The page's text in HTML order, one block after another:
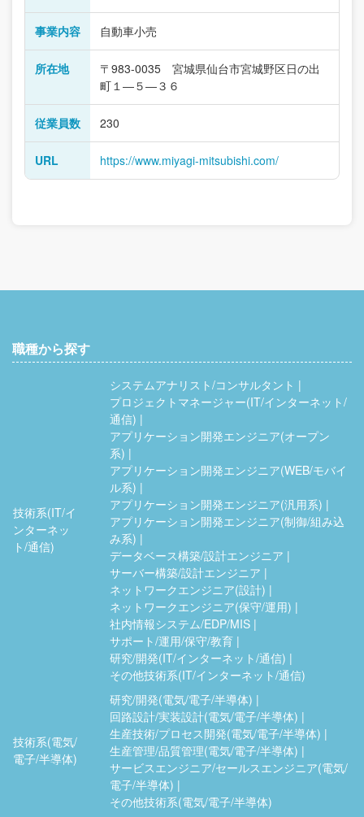
事業内容 自動車小売
所在地
〒983-0035 宮城県仙台市宮城野区日の出
町１―５―３６
従業員数 230
URL https://www.miyagi-mitsubishi.com/
職種から探す
技術系(IT/イ
ンターネッ
ト/通信)
システムアナリスト/コンサルタント
プロジェクトマネージャー(IT/インターネット/
通信)
アプリケーション開発エンジニア(オープン
系)
アプリケーション開発エンジニア(WEB/モバイ
ル系)
アプリケーション開発エンジニア(汎用系)
アプリケーション開発エンジニア(制御/組み込
み系)
データベース構築/設計エンジニア
サーバー構築/設計エンジニア
ネットワークエンジニア(設計)
ネットワークエンジニア(保守/運用)
社内情報システム/EDP/MIS
サポート/運用/保守/教育
研究/開発(IT/インターネット/通信)
その他技術系(IT/インターネット/通信)
技術系(電気/
電子/半導体)
研究/開発(電気/電子/半導体)
回路設計/実装設計(電気/電子/半導体)
生産技術/プロセス開発(電気/電子/半導体)
生産管理/品質管理(電気/電子/半導体)
サービスエンジニア/セールスエンジニア(電気/
電子/半導体)
その他技術系(電気/電子/半導体)